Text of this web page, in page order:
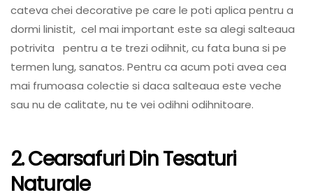
cateva chei decorative pe care le poti aplica pentru a
dormi linistit, cel mai important este sa alegi salteaua
potrivita pentru a te trezi odihnit, cu fata buna si pe
termen lung, sanatos. Pentru ca acum poti avea cea
mai frumoasa colectie si daca salteaua este veche
sau nu de calitate, nu te vei odihni odihnitoare.
2. Cearsafuri Din Tesaturi
Naturale